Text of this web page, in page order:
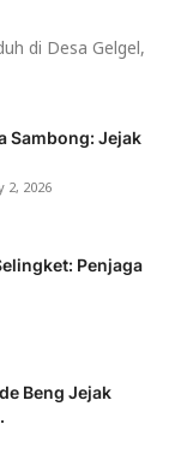
di Desa Gelgel,
Sambong: Jejak
2, 2026
Penjaga
Beng Jejak